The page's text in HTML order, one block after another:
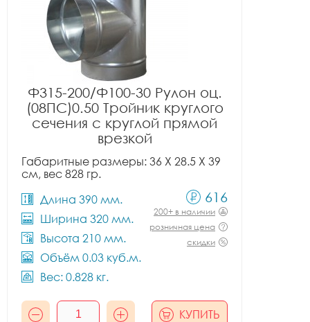
Ф315-200/Ф100-30 Рулон оц.
(08ПС)0.50 Тройник круглого
сечения с круглой прямой
врезкой
Габаритные размеры: 36 X 28.5 X 39
см, вес 828 гр.
Длина 390 мм.
Ширина 320 мм.
Высота 210 мм.
Объём 0.03 куб.м.
Вес: 0.828 кг.
616
200+ в наличии
розничная цена
скидки
КУПИТЬ